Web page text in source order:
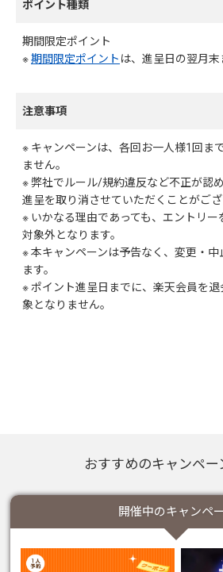
ポイント種類
期間限定ポイント
※期間限定ポイント は、進呈日の翌月末
注意事項
※ キャンペーンは、各回お一人様1回ま
ません。
※ 弊社でルール/規約違反など不正が認
進呈を取り消させていただくことがござ
※ いかなる理由であっても、エントリ
対象外となります。
※ 本キャンペーンは予告なく、変更・
ます。
※ ポイント進呈日までに、楽天会員を
象となりません。
おすすめのキャンペー
開催中のキャンペ